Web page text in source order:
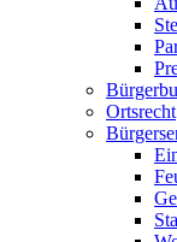
Ortsrecht